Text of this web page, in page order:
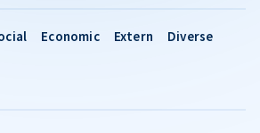
Economic Extern Diverse